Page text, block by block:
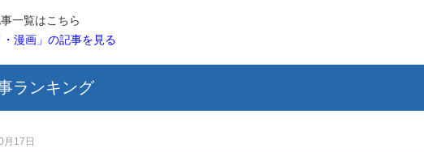
一覧はこちら
・漫画」の記事を見る
ランキング
月17日